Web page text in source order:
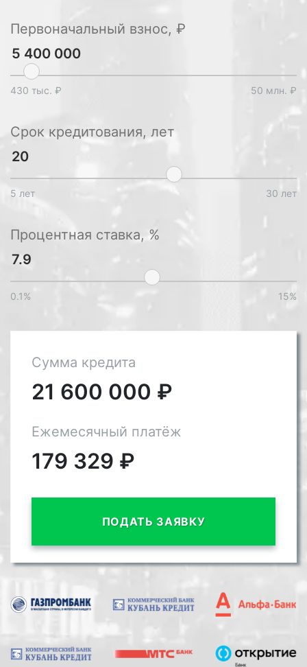
Первоначальный взнос, ₽
430 тыс. ₽ 50 млн. ₽
Срок кредитования, лет
5 лет 30 лет
Процентная ставка, %
0.1% 15%
Сумма кредита
21 600 000 ₽
Ежемесячный платёж
179 329 ₽
ПОДАТЬ ЗАЯВКУ